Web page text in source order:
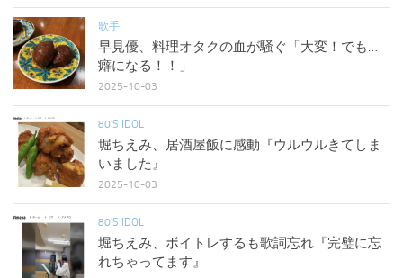
歌手
早見優、料理オタクの血が騒ぐ「大変！でも…
癖になる！！」
2025-10-03
80'S IDOL
堀ちえみ、居酒屋飯に感動『ウルウルきてしま
いました』
2025-10-03
80'S IDOL
堀ちえみ、ボイトレするも歌詞忘れ『完璧に忘
れちゃってます』